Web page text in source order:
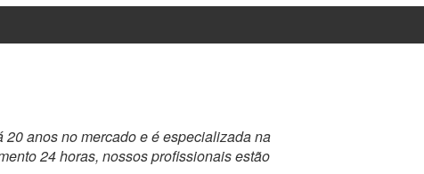
anos no mercado e é especializada na
24 horas, nossos profissionais estão